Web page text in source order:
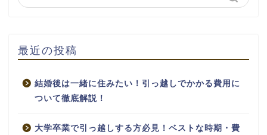
最近の投稿
結婚後は一緒に住みたい！引っ越しでかかる費用に
ついて徹底解説！
大学卒業で引っ越しする方必見！ベストな時期・費